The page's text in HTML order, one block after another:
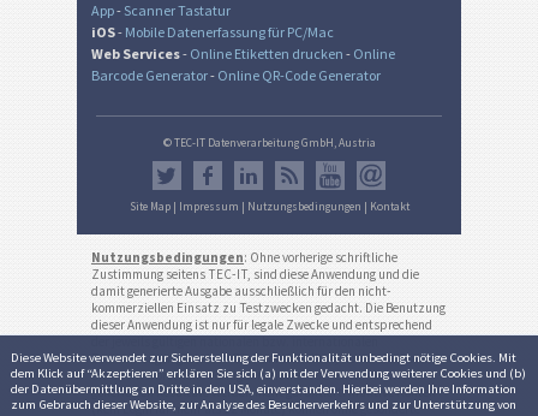
Diese Website verwendet zur Sicher­stellung der Funk­tionalität unbedingt nötige Cookies. Mit
dem Klick auf “Akzeptieren” erklären Sie sich (a) mit der Verwendung weiterer Cookies und (b)
der Daten­übermittlung an Dritte in den USA, einverstanden. Hierbei werden Ihre Information
zum Gebrauch dieser Website, zur Analyse des Besucher­verkehrs und zur Unter­stützung von
App- Scanner Tastatur
iOS- Mobile Datenerfassung für PC/Mac
Web Services- Online Etiketten drucken - Online
Barcode Generator- Online QR-Code Generator
© TEC-IT Datenverarbeitung GmbH, Austria
Site Map| Impressum | Nutzungsbedingungen | Kontakt
Nutzungsbedingungen: Ohne vorherige schriftliche
Zustimmung seitens TEC-IT, sind diese Anwendung und die
damit generierte Ausgabe ausschließlich für den nicht-
kommerziellen Einsatz zu Testzwecken gedacht. Die Benutzung
dieser Anwendung ist nur für legale Zwecke und entsprechend
Bestimmungen gestattet. Die Funktionalität, Korrektheit sowie
die ununterbrochene Verfügbarkeit dieses Dienstes bzw. der
generierten Resultate werden nicht garantiert. Inaktive Konten
(kein Login für mehr als 12 Monate) können ohne gesonderte